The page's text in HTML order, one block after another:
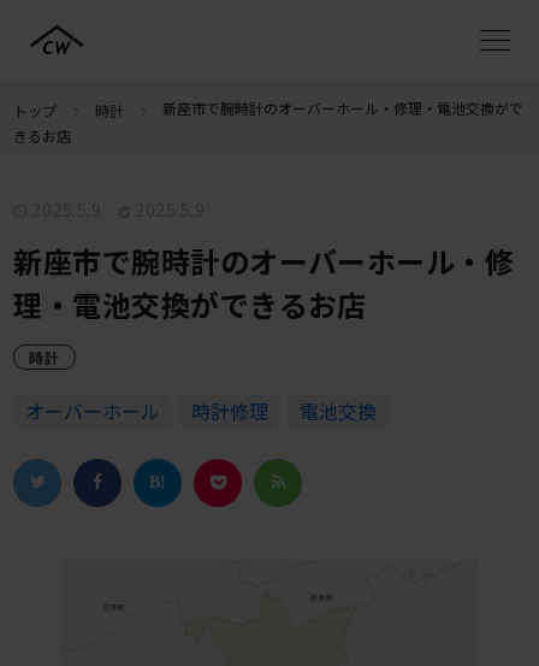
トップ 時計
新座市で腕時計のオーバーホール・修理・電池交換がで
きるお店
新座市で腕時計のオーバーホール・修
理・電池交換ができるお店
時計
オーバーホール 時計修理 電池交換